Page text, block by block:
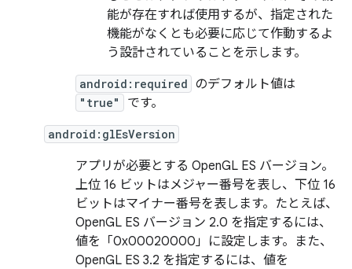
能が存在すれば使用するが、指定された
機能がなくとも必要に応じて作動するよ
う設計されている ことを示します。
android:required のデフォルト値は
"true" です。
android:glEsVersion
アプリが必要とする OpenGL ES バージョン。
上位 16 ビットはメジャー番号を表し、下位 16
ビットはマイナー番号を表します。たとえば、
OpenGL ES バージョン 2.0 を指定するには、
値を「0x00020000」に設定します。また、
OpenGL ES 3.2 を指定するには、値を